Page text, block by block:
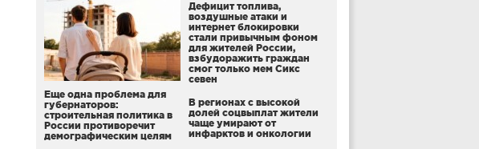
Еще одна проблема для
губернаторов:
строительная политика в
России противоречит
демографическим целям
Дефицит топлива,
воздушные атаки и
интернет блокировки
стали привычным фоном
для жителей России,
взбудоражить граждан
смог только мем Сикс
севен
В регионах с высокой
долей соцвыплат жители
чаще умирают от
инфарктов и онкологии